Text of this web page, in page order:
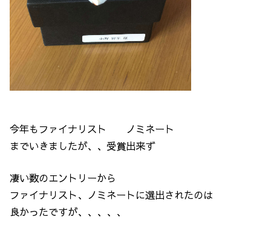
今年もファイナリスト ノミネート
までいきましたが、、受賞出来ず
凄い数のエントリーから
ファイナリスト、ノミネートに選出されたのは
良かったですが、、、、、